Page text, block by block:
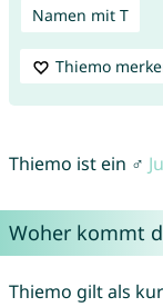
Namen mit T
Thiemo
Thiemo ist ein ♂
Woher kommt
Thiemo gilt als